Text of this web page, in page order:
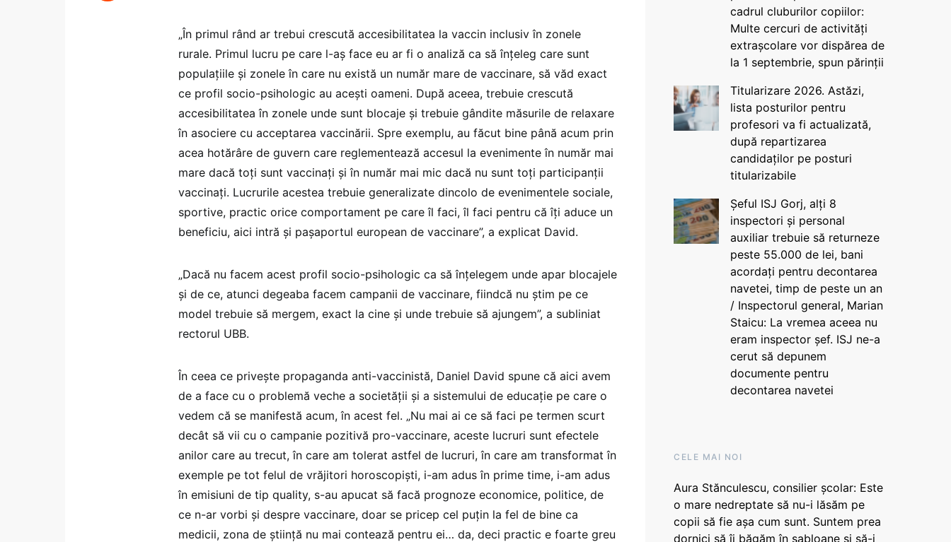
„În primul rând ar trebui crescută accesibilitatea la vaccin inclusiv în zonele
rurale. Primul lucru pe care l-aș face eu ar fi o analiză ca să înțeleg care sunt
populațiile și zonele în care nu există un număr mare de vaccinare, să văd exact
ce profil socio-psihologic au acești oameni. După aceea, trebuie crescută
accesibilitatea în zonele unde sunt blocaje și trebuie gândite măsurile de relaxare
în asociere cu acceptarea vaccinării. Spre exemplu, au făcut bine până acum prin
acea hotărâre de guvern care reglementează accesul la evenimente în număr mai
mare dacă toți sunt vaccinați și în număr mai mic dacă nu sunt toți participanții
vaccinați. Lucrurile acestea trebuie generalizate dincolo de evenimentele sociale,
sportive, practic orice comportament pe care îl faci, îl faci pentru că îți aduce un
beneficiu, aici intră și pașaportul european de vaccinare”, a explicat David.
„Dacă nu facem acest profil socio-psihologic ca să înțelegem unde apar blocajele
și de ce, atunci degeaba facem campanii de vaccinare, fiindcă nu știm pe ce
model trebuie să mergem, exact la cine și unde trebuie să ajungem”, a subliniat
rectorul UBB.
În ceea ce privește propaganda anti-vaccinistă, Daniel David spune că aici avem
de a face cu o problemă veche a societății și a sistemului de educație pe care o
vedem că se manifestă acum, în acest fel. „Nu mai ai ce să faci pe termen scurt
decât să vii cu o campanie pozitivă pro-vaccinare, aceste lucruri sunt efectele
anilor care au trecut, în care am tolerat astfel de lucruri, în care am transformat în
exemple pe tot felul de vrăjitori horoscopiști, i-am adus în prime time, i-am adus
în emisiuni de tip quality, s-au apucat să facă prognoze economice, politice, de
ce n-ar vorbi și despre vaccinare, doar se pricep cel puțin la fel de bine ca
medicii, zona de știință nu mai contează pentru ei… da, deci practic e foarte greu
cadrul cluburilor copiilor:
Multe cercuri de activități
extrașcolare vor dispărea de
la 1 septembrie, spun părinții
Titularizare 2026. Astăzi,
lista posturilor pentru
profesori va fi actualizată,
după repartizarea
candidaților pe posturi
titularizabile
Șeful ISJ Gorj, alți 8
inspectori și personal
auxiliar trebuie să returneze
peste 55.000 de lei, bani
acordați pentru decontarea
navetei, timp de peste un an
/ Inspectorul general, Marian
Staicu: La vremea aceea nu
eram inspector șef. ISJ ne-a
cerut să depunem
documente pentru
decontarea navetei
CELE MAI NOI
Aura Stănculescu, consilier școlar: Este
o mare nedreptate să nu-i lăsăm pe
copii să fie așa cum sunt. Suntem prea
dornici să îi băgăm în șabloane și să-i